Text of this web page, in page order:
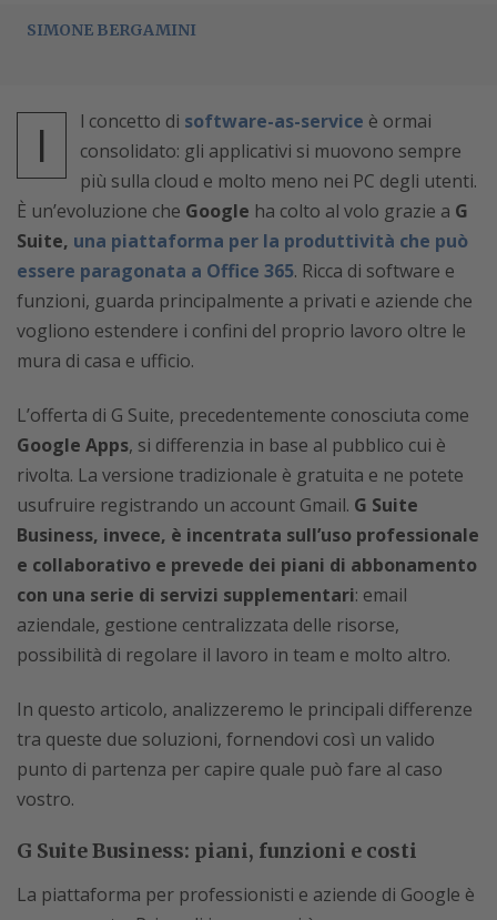
SIMONE BERGAMINI
I l concetto di software-as-service è ormai
consolidato: gli applicativi si muovono sempre
più sulla cloud e molto meno nei PC degli utenti.
È un’evoluzione che Google ha colto al volo grazie a G
Suite, una piattaforma per la produttività che può
essere paragonata a Office 365. Ricca di software e
funzioni, guarda principalmente a privati e aziende che
vogliono estendere i confini del proprio lavoro oltre le
mura di casa e ufficio.
L’offerta di G Suite, precedentemente conosciuta come
Google Apps, si differenzia in base al pubblico cui è
rivolta. La versione tradizionale è gratuita e ne potete
usufruire registrando un account Gmail. G Suite
Business, invece, è incentrata sull’uso professionale
e collaborativo e prevede dei piani di abbonamento
con una serie di servizi supplementari: email
aziendale, gestione centralizzata delle risorse,
possibilità di regolare il lavoro in team e molto altro.
In questo articolo, analizzeremo le principali differenze
tra queste due soluzioni, fornendovi così un valido
punto di partenza per capire quale può fare al caso
vostro.
G Suite Business: piani, funzioni e costi
La piattaforma per professionisti e aziende di Google è